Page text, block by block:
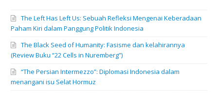
The Left Has Left Us: Sebuah Refleksi Mengenai Keberadaan
Paham Kiri dalam Panggung Politik Indonesia
The Black Seed of Humanity: Fasisme dan kelahirannya
(Review Buku “22 Cells in Nuremberg”)
“The Persian Intermezzo”: Diplomasi Indonesia dalam
menangani isu Selat Hormuz